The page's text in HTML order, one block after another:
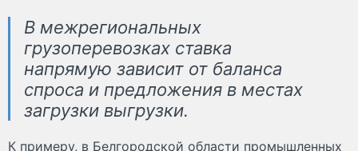
В межрегиональных
грузоперевозках ставка
напрямую зависит от баланса
спроса и предложения в местах
загрузки выгрузки.
К примеру, в Белгородской области промышленных